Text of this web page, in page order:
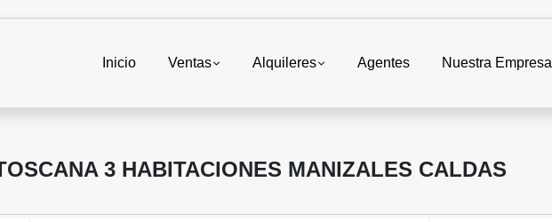
Inicio Ventas Alquileres Agentes Nuestra Empresa
3 HABITACIONES MANIZALES CALDAS